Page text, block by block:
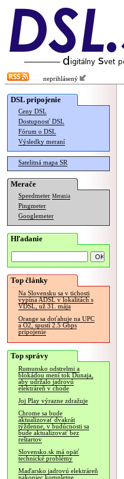
neprihlásený
DSL pripojenie
Ceny DSL
Dostupnosť DSL
Fórum o DSL
Výsledky meraní
Satelitná mapa SR
Merače
Speedmeter Merania
Pingmeter
Googlemeter
Hľadanie
Top články
Na Slovensku sa v tichosti
vypína ADSL v lokalitách s
VDSL, už 31. mája
Orange sa doťahuje na UPC
a O2, spustí 2.5 Gbps
pripojenie
Top správy
Rumunsko odstrelmi a
blokádou mení tok Dunaja,
aby udržalo jadrovú
elektráreň v chode
Joj Play výrazne zdražuje
Chrome sa bude
aktualizovať dvakrát
týždenne, v budúcnosti sa
bude aktualizovať bez
reštartov
Slovensko.sk má opäť
technické problémy
Maďarsko jadrovú elektráreň
nakoniec kompletne